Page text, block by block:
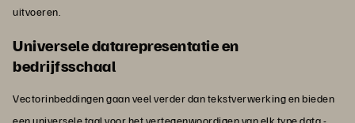
uitvoeren.
Universele datarepresentatie en
bedrijfsschaal
Vectorinbeddingen gaan veel verder dan tekstverwerking en bieden